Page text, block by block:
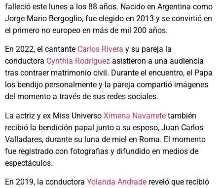
falleció este lunes a los 88 años. Nacido en Argentina como
Jorge Mario Bergoglio, fue elegido en 2013 y se convirtió en
el primero no europeo en más de mil 200 años.
En 2022, el cantante Carlos Rivera y su pareja la
conductora Cynthia Rodríguez asistieron a una audiencia
tras contraer matrimonio civil. Durante el encuentro, el Papa
los bendijo personalmente y la pareja compartió imágenes
del momento a través de sus redes sociales.
La actriz y ex Miss Universo Ximena Navarrete también
recibió la bendición papal junto a su esposo, Juan Carlos
Valladares, durante su luna de miel en Roma. El momento
fue registrado con fotografias y difundido en medios de
espectáculos.
En 2019, la conductora Yolanda Andrade reveló que recibió